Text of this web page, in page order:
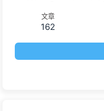
文章
162